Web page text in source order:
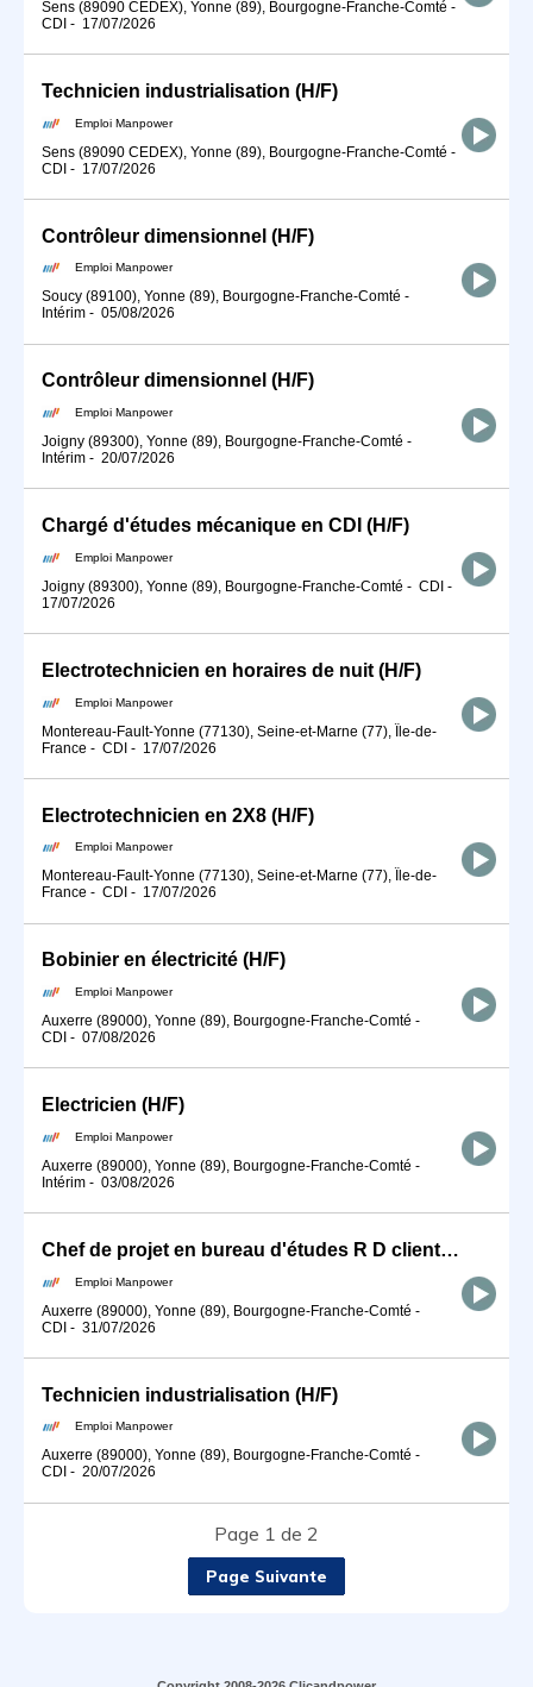
Sens (89090 CEDEX), Yonne (89), Bourgogne-Franche-Comté -
CDI - 17/07/2026
Technicien industrialisation (H/F)
Emploi Manpower
Sens (89090 CEDEX), Yonne (89), Bourgogne-Franche-Comté -
CDI - 17/07/2026
Contrôleur dimensionnel (H/F)
Emploi Manpower
Soucy (89100), Yonne (89), Bourgogne-Franche-Comté -
Intérim - 05/08/2026
Contrôleur dimensionnel (H/F)
Emploi Manpower
Joigny (89300), Yonne (89), Bourgogne-Franche-Comté -
Intérim - 20/07/2026
Chargé d'études mécanique en CDI (H/F)
Emploi Manpower
Joigny (89300), Yonne (89), Bourgogne-Franche-Comté - CDI -
17/07/2026
Electrotechnicien en horaires de nuit (H/F)
Emploi Manpower
Montereau-Fault-Yonne (77130), Seine-et-Marne (77), Île-de-
France - CDI - 17/07/2026
Electrotechnicien en 2X8 (H/F)
Emploi Manpower
Montereau-Fault-Yonne (77130), Seine-et-Marne (77), Île-de-
France - CDI - 17/07/2026
Bobinier en électricité (H/F)
Emploi Manpower
Auxerre (89000), Yonne (89), Bourgogne-Franche-Comté -
CDI - 07/08/2026
Electricien (H/F)
Emploi Manpower
Auxerre (89000), Yonne (89), Bourgogne-Franche-Comté -
Intérim - 03/08/2026
Chef de projet en bureau d'études R D client (H/F)
Emploi Manpower
Auxerre (89000), Yonne (89), Bourgogne-Franche-Comté -
CDI - 31/07/2026
Technicien industrialisation (H/F)
Emploi Manpower
Auxerre (89000), Yonne (89), Bourgogne-Franche-Comté -
CDI - 20/07/2026
Page 1 de 2
Page Suivante